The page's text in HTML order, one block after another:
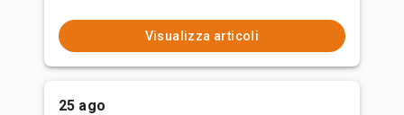
Visualizza articoli
25 ago